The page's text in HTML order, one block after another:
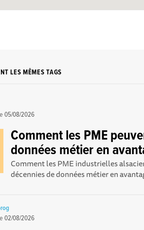
LES MÊMES TAGS
05/08/2026
Comment les PME
données métier en
Comment les PME industrielles
décennies de données métier en
02/08/2026